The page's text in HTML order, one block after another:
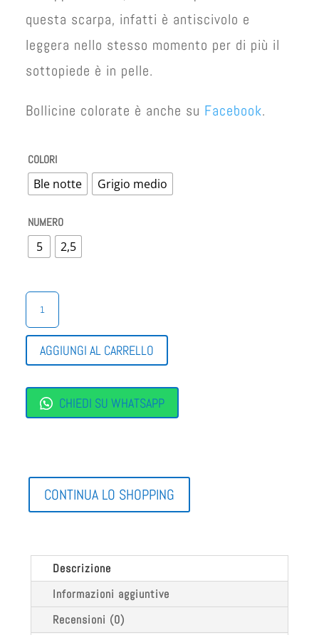
questa scarpa, infatti è antiscivolo e
leggera nello stesso momento per di più il
sottopiede è in pelle.
Bollicine colorate è anche su Facebook.
COLORI
Ble notte Grigio medio
NUMERO
5 2,5
BALLERINA
DONNA
ZEPPA
QUANTITÀ
AGGIUNGI AL CARRELLO
CHIEDI SU WHATSAPP
CONTINUA LO SHOPPING
Descrizione
Informazioni aggiuntive
Recensioni (0)